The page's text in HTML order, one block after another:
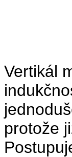
Vertikál
protože